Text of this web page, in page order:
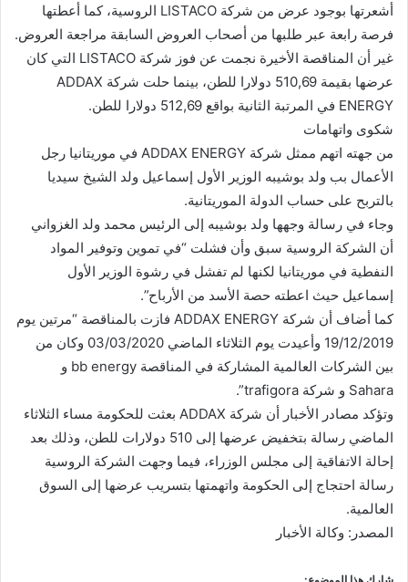
أشعرتها بوجود عرض من شركة LISTACO الروسية، كما أعطتها
فرصة رابعة عبر طلبها من أصحاب العروض السابقة مراجعة العروض.
غير أن المناقصة الأخيرة نجمت عن فوز شركة LISTACO التي كان
عرضها بقيمة 510,69 دولارا للطن، بينما حلت شركة ADDAX
ENERGY في المرتبة الثانية بواقع 512,69 دولارا للطن.
شكوى واتهامات
من جهته اتهم ممثل شركة ADDAX ENERGY في موريتانيا رجل
الأعمال بب ولد بوشيبه الوزير الأول إسماعيل ولد الشيخ سيديا
بالتربح على حساب الدولة الموريتانية.
وجاء في رسالة وجهها ولد بوشيبه إلى الرئيس محمد ولد الغزواني
أن الشركة الروسية سبق وأن فشلت “في تموين وتوفير المواد
النفطية في موريتانيا لكنها لم تفشل في رشوة الوزير الأول
إسماعيل حيث اعطته حصة الأسد من الأرباح”.
كما أضاف أن شركة ADDAX ENERGY فازت بالمناقصة “مرتين يوم
19/12/2019 وأعيدت يوم الثلاثاء الماضي 03/03/2020 وكان من
بين الشركات العالمية المشاركة في المناقصة bb energy و
Sahara و شركة trafigora”.
وتؤكد مصادر الأخبار أن شركة ADDAX بعثت للحكومة مساء الثلاثاء
الماضي رسالة بتخفيض عرضها إلى 510 دولارات للطن، وذلك بعد
إحالة الاتفاقية إلى مجلس الوزراء، فيما وجهت الشركة الروسية
رسالة احتجاج إلى الحكومة واتهمتها بتسريب عرضها إلى السوق
العالمية.
المصدر: وكالة الأخبار